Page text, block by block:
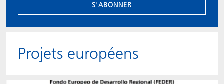
S'ABONNER
Projets européens